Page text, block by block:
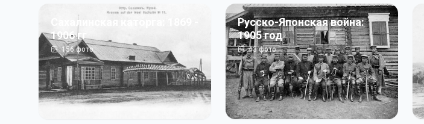
Сахалинская каторга: 1869 -
1906 гг
156фото
Русско-Японская война:
1905 год
43фото